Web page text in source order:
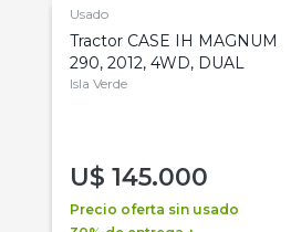
Usado
Tractor CASE IH MAGNUM
290, 2012, 4WD, DUAL
Isla Verde
U$ 145.000
Precio oferta sin usado